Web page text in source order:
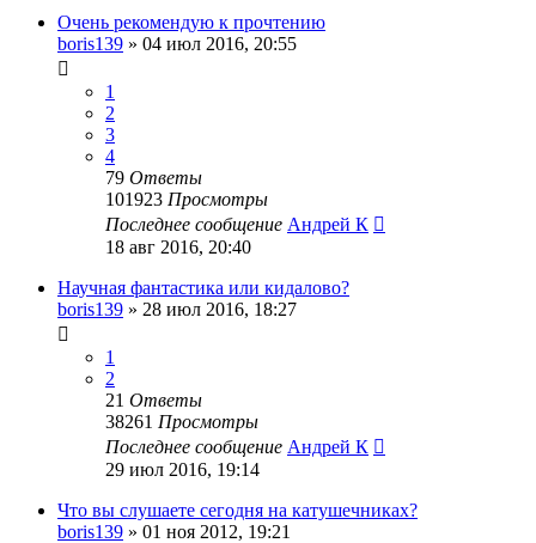
Очень рекомендую к прочтению
boris139 » 04 июл 2016, 20:55
1
2
3
4
79 Ответы
101923 Просмотры
Последнее сообщение Андрей К
18 авг 2016, 20:40
Научная фантастика или кидалово?
boris139 » 28 июл 2016, 18:27
1
2
21 Ответы
38261 Просмотры
Последнее сообщение Андрей К
29 июл 2016, 19:14
Что вы слушаете сегодня на катушечниках?
boris139 » 01 ноя 2012, 19:21